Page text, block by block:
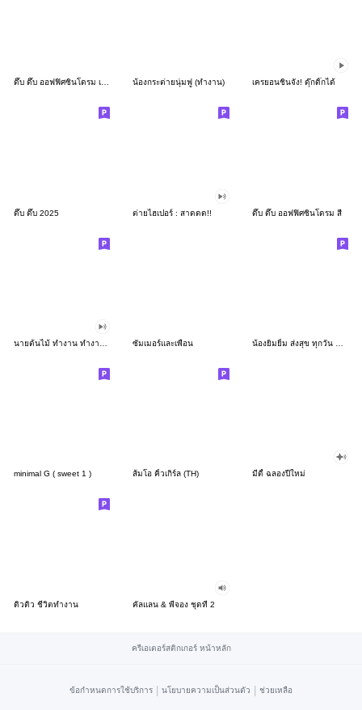
ดึ๊บ ดึ๊บ ออฟฟิศซินโดรม เก้า น้องกระต่ายนุ่มฟู (ทำงาน) เครยอนชินจัง! ดุ๊กดิ๊กได้
ดึ๊บ ดึ๊บ 2025 ต่ายไฮเปอร์ : สาดดด!! ดึ๊บ ดึ๊บ ออฟฟิศซินโดรม สี่
ซัมเมอร์และเพื่อน
minimal G ( sweet 1 ) ส้มโอ คิ้วเกิร์ล (TH) มีดี้ ฉลองปีใหม่
ดิวดิว ชีวิตทำงาน คัลแลน & พี่จอง ชุดที่ 2
ครีเอเตอร์สติกเกอร์ หน้าหลัก
ข้อกำหนดการใช้บริการ | นโยบายความเป็นส่วนตัว | ช่วยเหลือ